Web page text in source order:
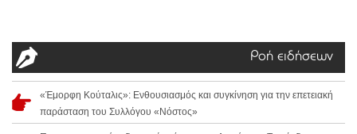
Ροή ειδήσεων
«Έμορφη Κούταλις»: Ενθουσιασμός και συγκίνηση για την επετειακή
παράσταση του Συλλόγου «Νόστος»